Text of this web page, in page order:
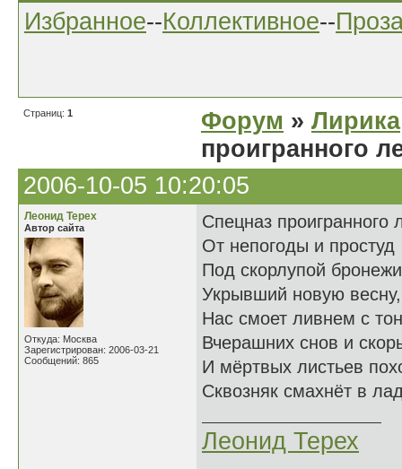
Избранное--Коллективное--
Страниц: 1 Форум » Лирика
проигранного
2006-10-05 10:20:05
Леонид Терех
Автор сайта
Откуда: Москва
Зарегистрирован: 2006-03-21
Сообщений: 865
Спецназ проигранного
От непогоды и простуд
Под скорлупой
Укрывший новую весну,
Нас смоет ливнем с
Вчерашних снов и
И мёртвых листьев
Сквозняк смахнёт в
Леонид Терех